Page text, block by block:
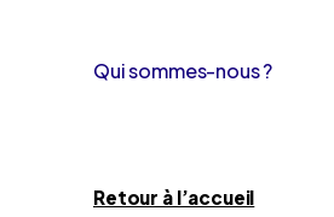
Qui sommes-nous ?
Retour à l’accueil